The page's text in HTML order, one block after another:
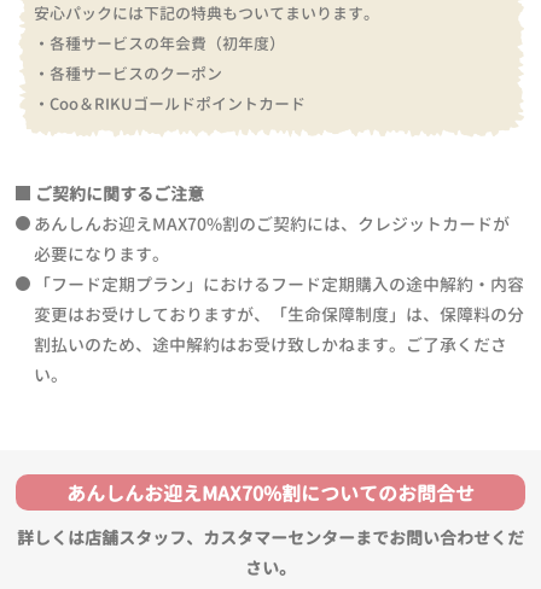
安心パックには下記の特典もついてまいります。
・各種サービスの年会費（初年度）
・各種サービスのクーポン
・Coo＆RIKUゴールドポイントカード
ご契約に関するご注意
あんしんお迎えMAX70%割のご契約には、クレジットカードが
必要になります。
「フード定期プラン」におけるフード定期購入の途中解約・内容
変更はお受けしておりますが、「生命保障制度」は、保障料の分
割払いのため、途中解約はお受け致しかねます。ご了承くださ
い。
あんしんお迎えMAX70%割についてのお問合せ
詳しくは店舗スタッフ、カスタマーセンターまでお問い合わせくだ
さい。